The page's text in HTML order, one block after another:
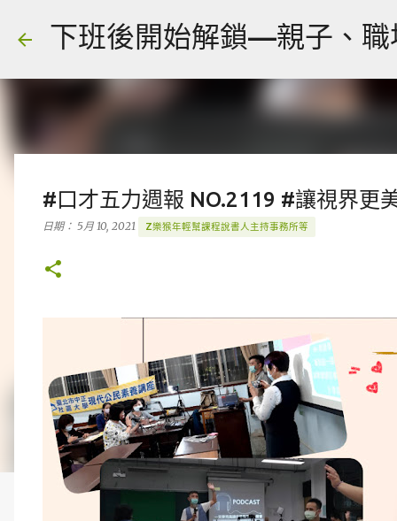
下班後開始解鎖—親子、
#口才五力週報 NO.2119 #讓視界更
日期： 5月 10, 2021 Z樂猴年輕幫課程說書人主持事務所等